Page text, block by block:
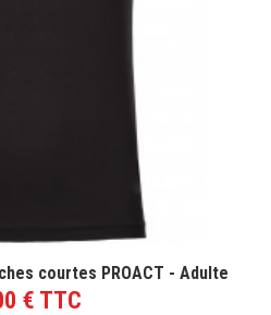
courtes PROACT - Adulte
€ TTC